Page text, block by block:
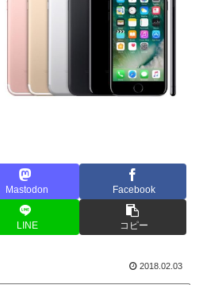
Mastodon Facebook
LINE コピー
2018.02.03